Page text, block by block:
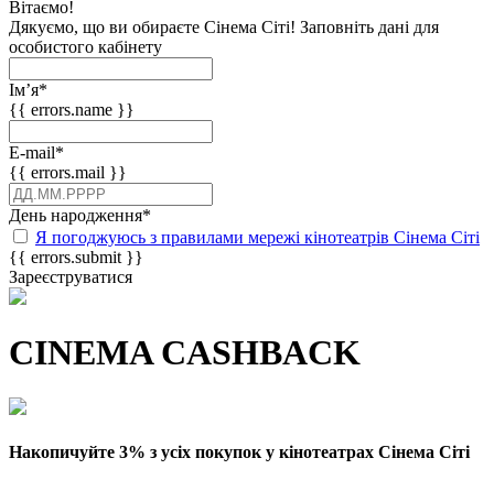
Вітаємо!
Дякуємо, що ви обираєте Сінема Сіті! Заповніть дані для
особистого кабінету
Імʼя*
{{ errors.name }}
E-mail*
{{ errors.mail }}
День народження*
Я погоджуюсь з правилами мережі кінотеатрів Сінема Сіті
{{ errors.submit }}
Зареєструватися
CINEMA CASHBACK
Накопичуйте 3% з усіх покупок у кінотеатрах Сінема Сіті